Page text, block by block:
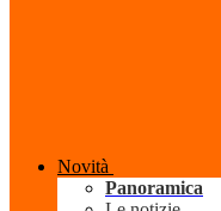
Novità
Panoramica